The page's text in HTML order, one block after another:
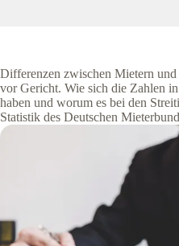
Differenzen zwischen Mietern
vor Gericht. Wie sich die Zahlen
haben und worum es bei den
Statistik des Deutschen